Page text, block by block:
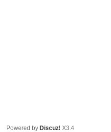
Powered by Discuz! X3.4